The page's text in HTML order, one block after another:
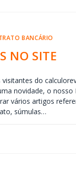
BANCÁRIO
NO SITE
do
novidade, o nosso
vários artigos
súmulas…